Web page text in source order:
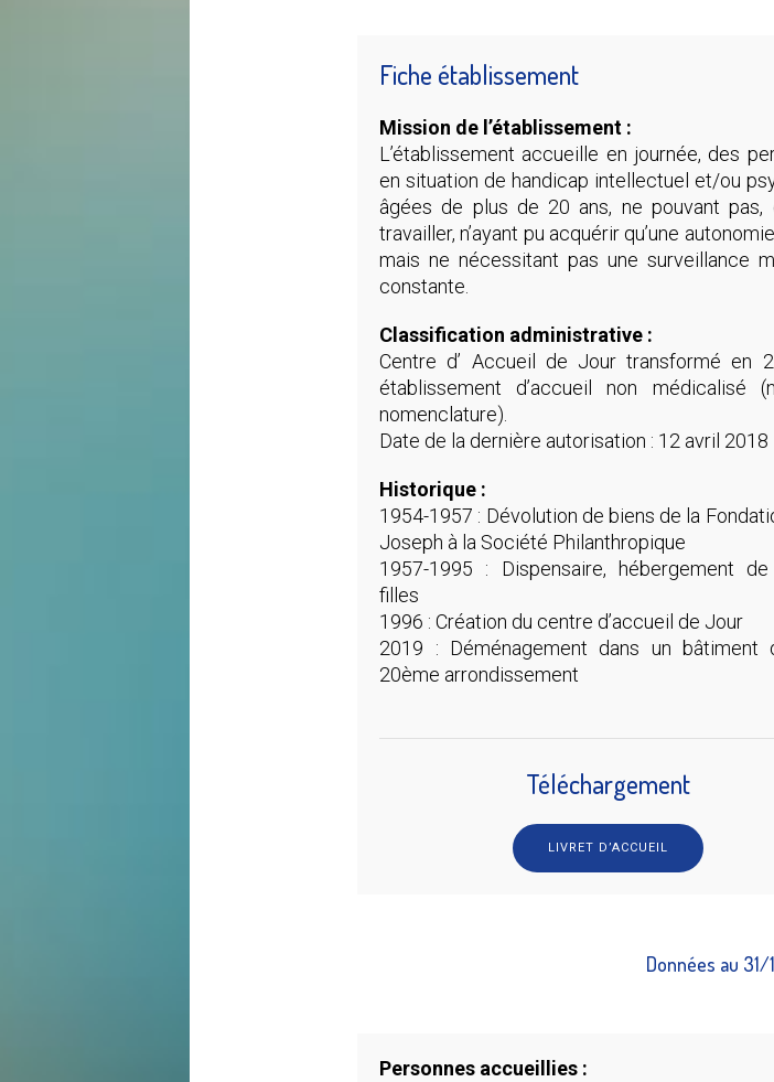
Fiche établissement
Mission de l’établissement :
L’établissement accueille en journée, des
en situation de handicap intellectuel et/ou
âgées de plus de 20 ans, ne pouvant pas,
travailler, n’ayant pu acquérir qu’une
mais ne nécessitant pas une surveillance
constante.
Classification administrative :
Centre d’ Accueil de Jour transformé en
établissement d’accueil non médicalisé
nomenclature).
Date de la dernière autorisation : 12 avril 2018
Historique :
1954-1957 : Dévolution de biens de la
Joseph à la Société Philanthropique
1957-1995 : Dispensaire, hébergement
filles
1996 : Création du centre d’accueil de Jour
2019 : Déménagement dans un bâtiment
20ème arrondissement
Téléchargement
LIVRET D’ACCUEIL
Données au
Personnes accueillies :